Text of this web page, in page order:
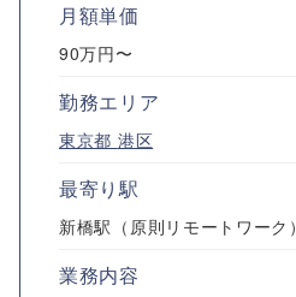
月額単価
90万円〜
勤務エリア
東京都 港区
最寄り駅
新橋駅（原則リモートワーク）
業務内容